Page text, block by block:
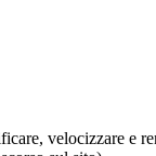
velocizzare e